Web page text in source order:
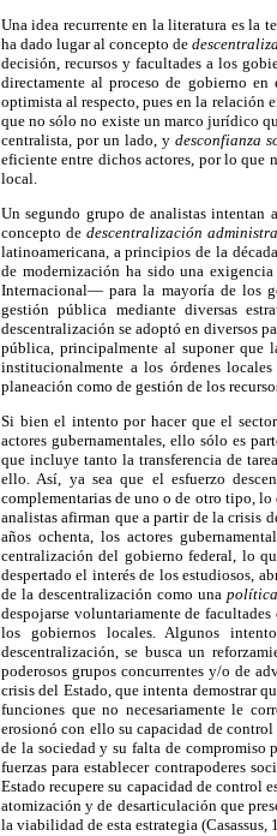
Una idea recurrente en la literatura es la
ha dado lugar al concepto de
decisión, recursos y facultades a los
directamente al proceso de gobierno
optimista al respecto, pues en la relación
que no sólo no existe un marco jurídico
centralista, por un lado, y desconfianza
eficiente entre dichos actores, por lo que
local.
Un segundo grupo de analistas
concepto de descentralización
latinoamericana, a principios de la
de modernización ha sido una
Internacional— para la mayoría de los
gestión pública mediante diversas
descentralización se adoptó en diversos
pública, principalmente al suponer que
institucionalmente a los órdenes
planeación como de gestión de los
Si bien el intento por hacer que el
actores gubernamentales, ello sólo es
que incluye tanto la transferencia de
ello. Así, ya sea que el esfuerzo
complementarias de uno o de otro tipo,
analistas afirman que a partir de la crisis
años ochenta, los actores
centralización del gobierno federal, lo
despertado el interés de los estudiosos,
de la descentralización como una
despojarse voluntariamente de
los gobiernos locales. Algunos
descentralización, se busca un
poderosos grupos concurrentes y/o de
crisis del Estado, que intenta demostrar
funciones que no necesariamente le
erosionó con ello su capacidad de
de la sociedad y su falta de compromiso
fuerzas para establecer contrapoderes
Estado recupere su capacidad de control
atomización y de desarticulación que
la viabilidad de esta estrategia (Casassus,